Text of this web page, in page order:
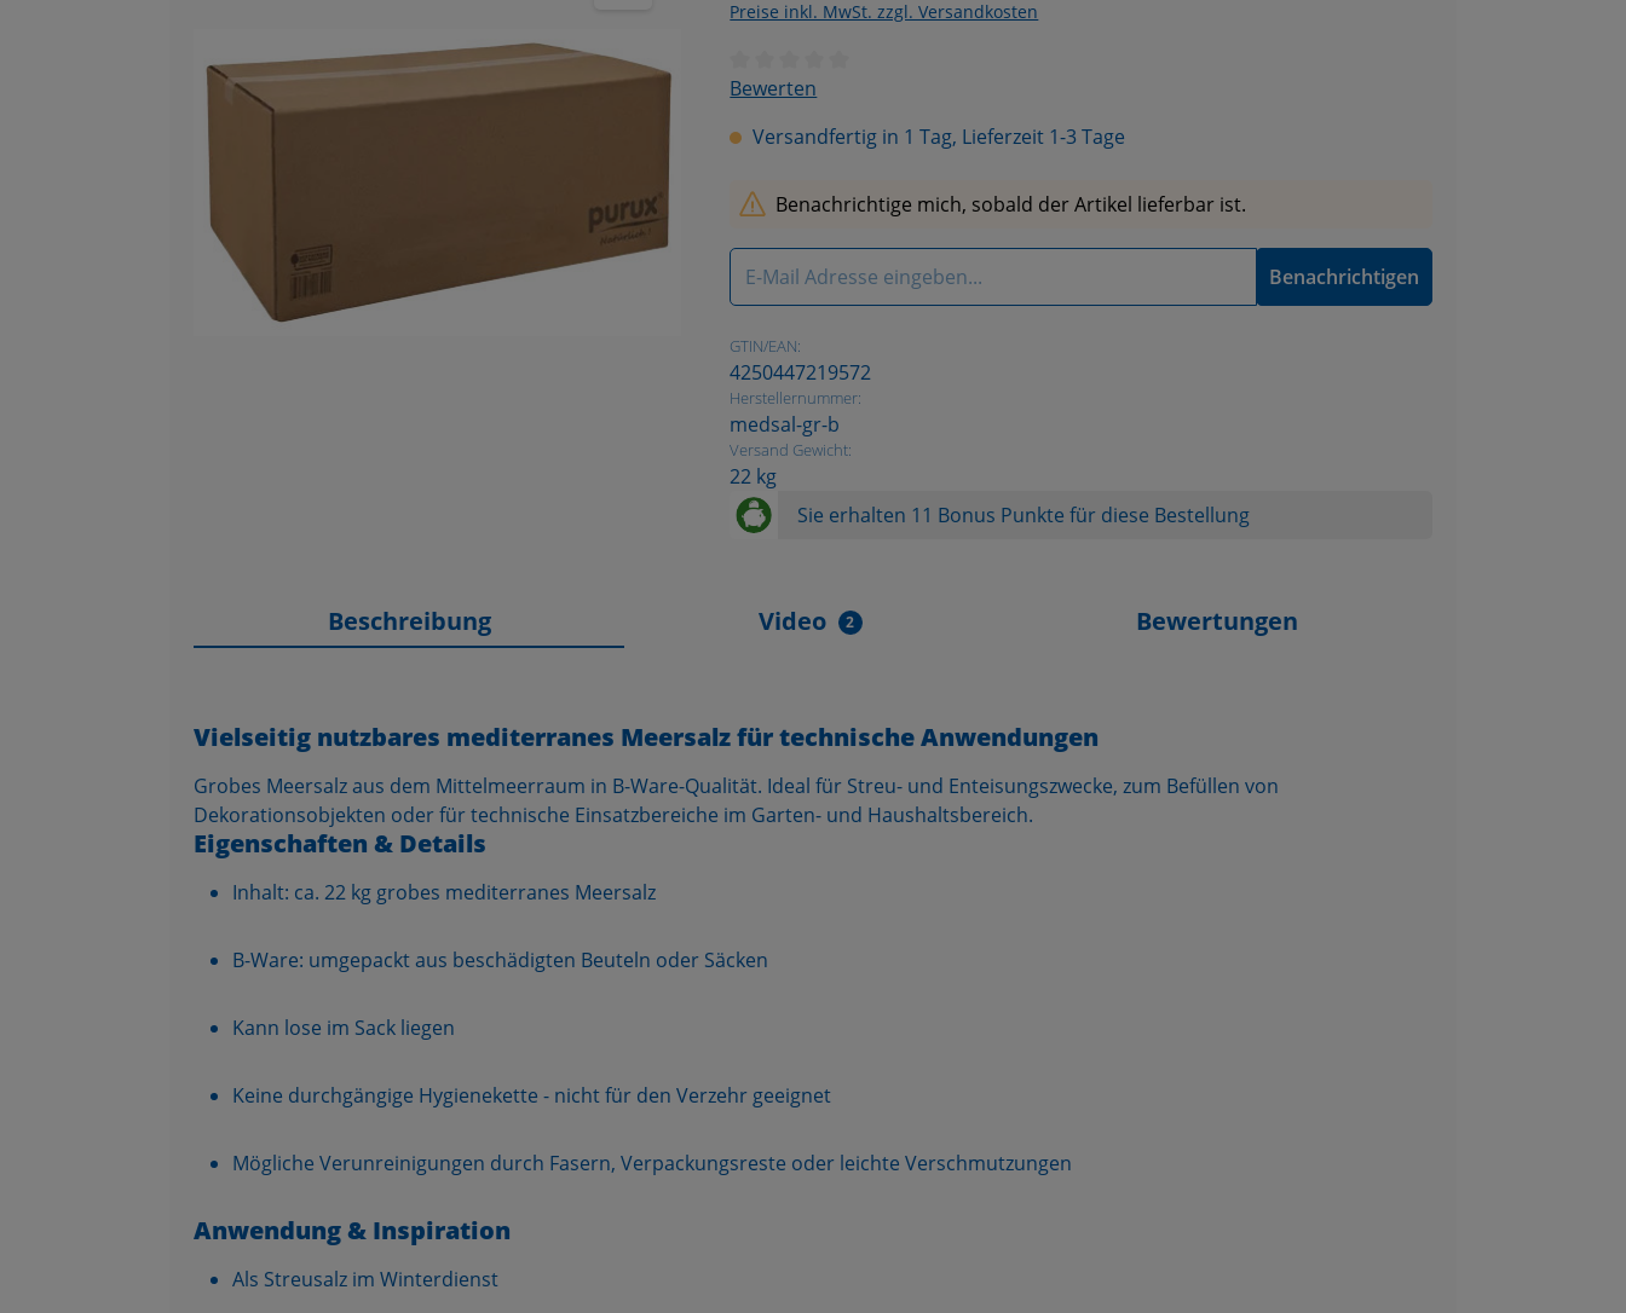
Preise inkl. MwSt. zzgl. Versandkosten
Durchschnittliche Bewertung von 0 von 5 Sternen
Bewerten
Versandfertig in 1 Tag, Lieferzeit 1-3 Tage
Benachrichtige mich, sobald der Artikel lieferbar ist.
Benachrichtigen
GTIN/EAN:
4250447219572
Herstellernummer:
medsal-gr-b
Versand Gewicht:
22 kg
Sie erhalten 11 Bonus Punkte für diese Bestellung
Beschreibung Video 2 Bewertungen
Vielseitig nutzbares mediterranes Meersalz für technische Anwendungen
Grobes Meersalz aus dem Mittelmeerraum in B-Ware-Qualität. Ideal für Streu- und Enteisungszwecke, zum Befüllen von
Dekorationsobjekten oder für technische Einsatzbereiche im Garten- und Haushaltsbereich.
Eigenschaften & Details
Inhalt: ca. 22 kg grobes mediterranes Meersalz
B-Ware: umgepackt aus beschädigten Beuteln oder Säcken
Kann lose im Sack liegen
Keine durchgängige Hygienekette - nicht für den Verzehr geeignet
Mögliche Verunreinigungen durch Fasern, Verpackungsreste oder leichte Verschmutzungen
Anwendung & Inspiration
Als Streusalz im Winterdienst